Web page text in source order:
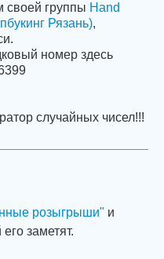
своей группы Hand
Рязань),
номер здесь
случайных чисел!!!
розыгрыши" и
заметят.